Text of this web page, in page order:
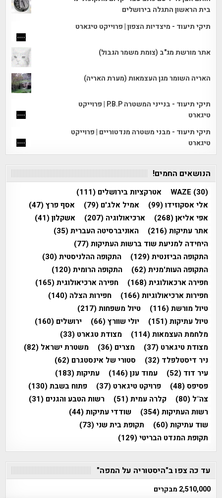
בית הראשון התגלה בירושלים
תיקי תיעוד - מיצדיות הצפון | פרוייקט טיגארט
אתר מורשת מג"ב (צומת משמר הגבול)
האריה השומר מגן העצמאות (מערת האריה)
תיקי תיעוד - בנייני המשטרה P.B.P | פרוייקט
טיגארט
תיקי תיעוד - מבני משטרה מנדטוריים | פרוייקט
טיגארט
הנושאים החמים!
WAZE (30) אטרקציות בירושלים (111)
אלי אסקוזידו(99) אמיל אלג'ם (79) אסף פרץ(47)
אפי אליאן(268) ארכיאולוגיה (207) אשקלון(41)
אתר עתיקות(216) האוניברסיטה העברית(35)
היחידה למניעת שוד ברשות העתיקות(77)
התקופה הביזנטית(129) התקופה ההלניסטית(30)
התקופה העות'מנית(62) התקופה הרומית(120)
חפירה ארכאולוגית(168) חפירה ארכיאולוגית(165)
חפירות ארכיאולוגיות(166) חפירות הצלה (140)
טיול מורשת(116) טיול משפחות(217)
טיול עתיקות(151) יולי שוורץ(66) ירושלים (160)
מלחמת העצמאות(114) מצודת טגארט (33)
מצודת טיגארט (37) מצרים (36) משטרת ישראל (82)
ניר דיסטלפלד (32) סטורי של אינסטגרם (62)
עיר דוד (52) עמוד ענן(146) עתיקות(183)
פסיפס(48) פרויקט טיגארט (37) פתוח בשבת(130)
צה"ל (80) קלרה עמית(51) רשות הטבע והגנים (31)
רשות העתיקות(354) שודדי עתיקות(44)
שוד עתיקות(60) תקופת בית שני(73)
תקופת המנדט הבריטי(129)
עד כה צפו ב"היסטוריה על המפה"
2,510,000 מבקרים